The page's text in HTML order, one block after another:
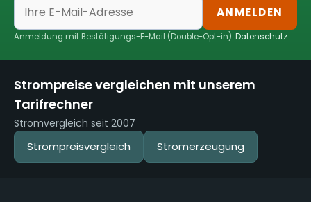
ANMELDEN
Anmeldung mit Bestätigungs-E-Mail (Double-Opt-in).Datenschutz
Strompreise vergleichen mit unserem
Tarifrechner
Stromvergleich seit 2007
Strompreisvergleich Stromerzeugung